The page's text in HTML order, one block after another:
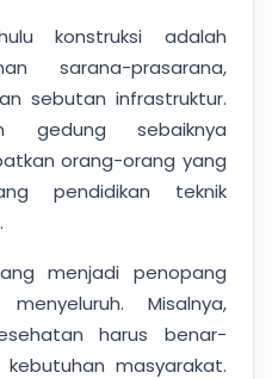
konstruksi adalah
sarana-prasarana,
sebutan infrastruktur.
gedung sebaiknya
orang-orang yang
pendidikan teknik
menjadi penopang
Misalnya,
harus benar-
masyarakat.